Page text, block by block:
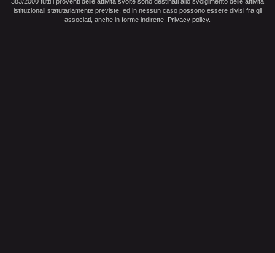
istituzionali statutariamente previste, ed in nessun caso possono essere divisi fra gli
associati, anche in forme indirette. Privacy policy.